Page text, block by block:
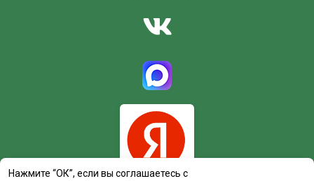
Нажмите “ОК”, если вы соглашаетесь с